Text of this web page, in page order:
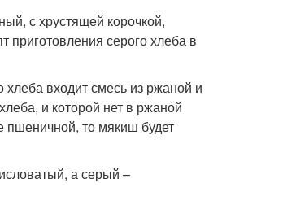
с хрустящей корочкой,
серого хлеба в
входит смесь из ржаной и
и которой нет в ржаной
пшеничной, то мякиш будет
а серый –